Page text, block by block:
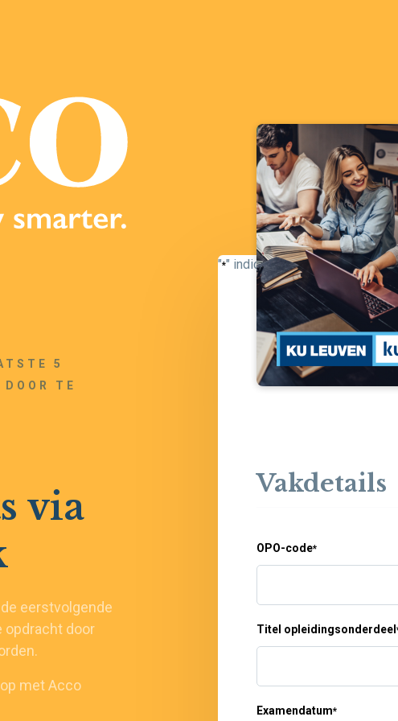
5
TE
via
eerstvolgende
opdracht door
met Acco
"*" indicates required fields
Vakdetails
OPO-code*
Titel opleidingsonderdeel
Examendatum*